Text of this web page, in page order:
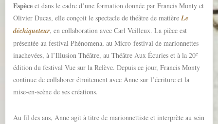
Espèce et dans le cadre d’une formation donnée par Francis Monty et
Olivier Ducas, elle conçoit le spectacle de théâtre de matièreLe
déchiqueteur, en collaboration avec Carl Veilleux. La pièce est
présentée au festival Phénomena, au Micro-festival de marionnettes
inachevées, à l’Illusion Théâtre, au Théâtre Aux Écuries et à la 20e
édition du festival Vue sur la Relève. Depuis ce jour, Francis Monty
continue de collaborer étroitement avec Anne sur l’écriture et la
mise-en-scène de ses créations.
Au fil des ans, Anne agit à titre de marionnettiste et interprète au sein